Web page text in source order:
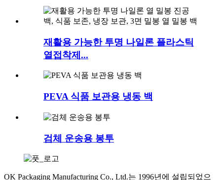
재활용 가능한 투명 나일론 플라스틱
열접착제...
PEVA 식품 보관용 냉동 백
검체 운송용 봉투
OK Packaging Manufacturing Co., Ltd.는 1996년에 설립되었으